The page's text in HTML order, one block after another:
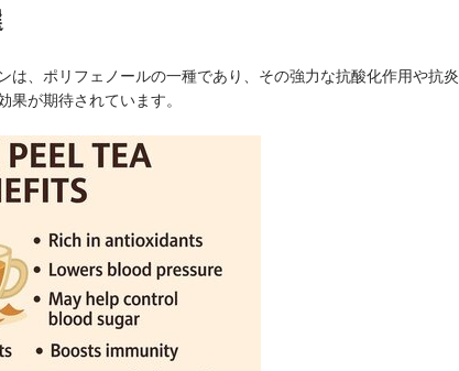
は、ポリフェノールの一種であり、その強力な抗酸化作用や抗炎
が期待されています。